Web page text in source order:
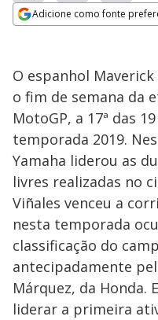
Adicione como fonte
O espanhol
o fim de semana da
MotoGP, a 17ª das
temporada 2019.
Yamaha liderou as
livres realizadas no
Viñales venceu a
nesta temporada
classificação do
antecipadamente
Márquez, da Honda.
liderar a primeira